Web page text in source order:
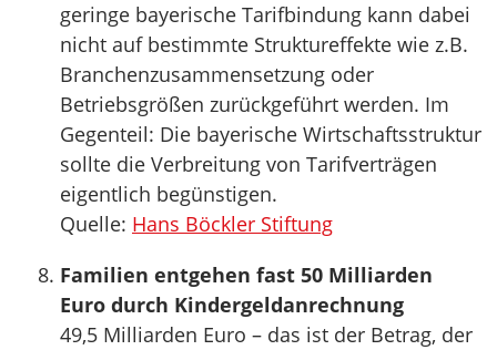
geringe bayerische Tarifbindung kann dabei
nicht auf bestimmte Struktureffekte wie z.B.
Branchenzusammensetzung oder
Betriebsgrößen zurückgeführt werden. Im
Gegenteil: Die bayerische Wirtschaftsstruktur
sollte die Verbreitung von Tarifverträgen
eigentlich begünstigen.
Quelle: Hans Böckler Stiftung
Familien entgehen fast 50 Milliarden
Euro durch Kindergeldanrechnung
49,5 Milliarden Euro – das ist der Betrag, der